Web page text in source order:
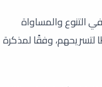
التنوع والمساواة
لتسريحهم، وفقًا لمذكرة